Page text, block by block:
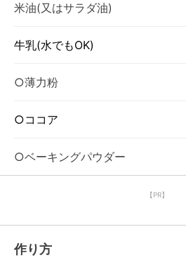
米油(又はサラダ油)
牛乳(水でもOK)
○薄力粉
○ココア
○ベーキングパウダー
【PR】
作り方